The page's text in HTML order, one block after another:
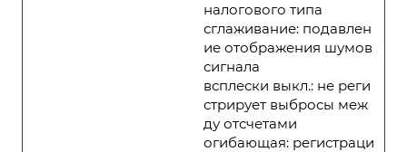
налогового типа
сглаживание: подавлен
ие отображения шумов
сигнала
всплески выкл.: не реги
стрирует выбросы меж
ду отсчетами
огибающая: регистраци